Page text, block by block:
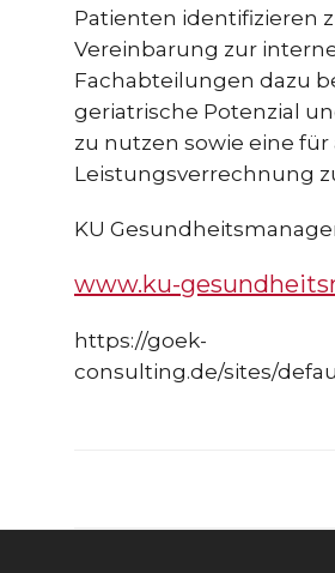
Patienten identifizieren
Vereinbarung zur
Fachabteilungen dazu
geriatrische Potenzial
zu nutzen sowie eine
Leistungsverrechnung
KU
www.ku-
https://goek-
consulting.de/sites/